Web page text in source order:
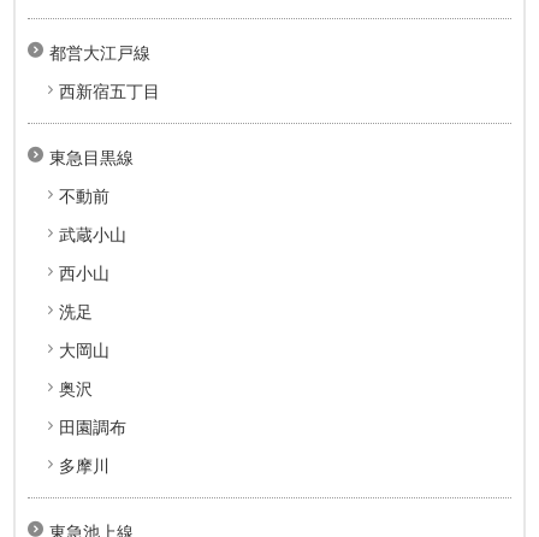
都営大江戸線
西新宿五丁目
東急目黒線
不動前
武蔵小山
西小山
洗足
大岡山
奥沢
田園調布
多摩川
東急池上線